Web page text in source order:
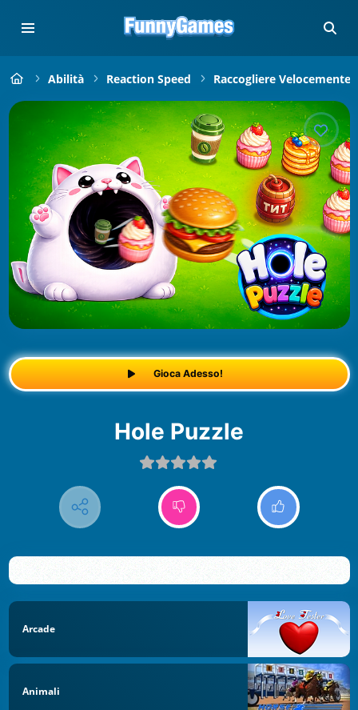
Abilità Reaction Speed Raccogliere Velocemente
Gioca Adesso!
Hole Puzzle
Arcade
Animali